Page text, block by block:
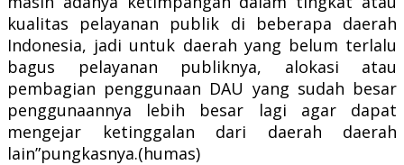
kualitas pelayanan publik di beberapa daerah
Indonesia, jadi untuk daerah yang belum terlalu
bagus pelayanan publiknya, alokasi atau
pembagian penggunaan DAU yang sudah besar
penggunaannya lebih besar lagi agar dapat
mengejar ketinggalan dari daerah daerah
lain”pungkasnya.(humas)